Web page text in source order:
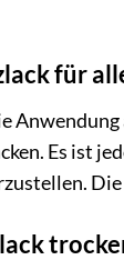
für
Es ist